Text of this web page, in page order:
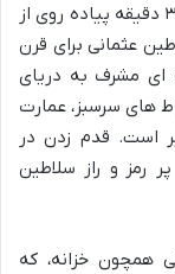
با حدود ۷ تا ۱۰ دقیقه سفر با تراموا یا ۳۰ تا ۳۵ دقیقه پیاده روی از
عثمانی برای قرن
ای مشرف به دریای
های سرسبز، عمارت
است. قدم زدن در
رمز و راز سلاطین
همچون خزانه، که